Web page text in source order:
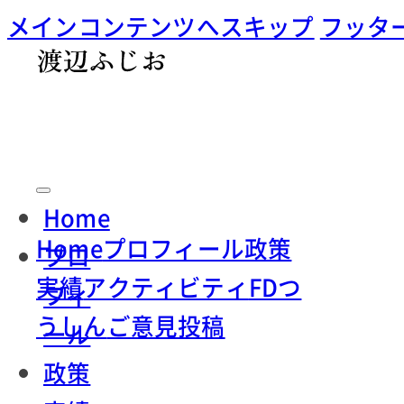
メインコンテンツへスキップ フッタ
Home
プロ
フィ
ール
政策
Homeプロフィール政策
実績アクティビティFDつ
うしんご意見投稿